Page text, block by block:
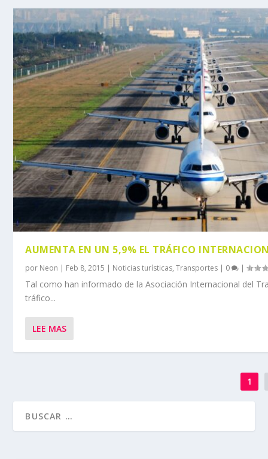
AUMENTA EN UN 5,9% EL TRÁFICO
por Neon | Feb 8, 2015 | Noticias turísticas,Transportes | 0 |
Tal como han informado de la Asociación Internacional del
tráfico...
LEE MAS
1